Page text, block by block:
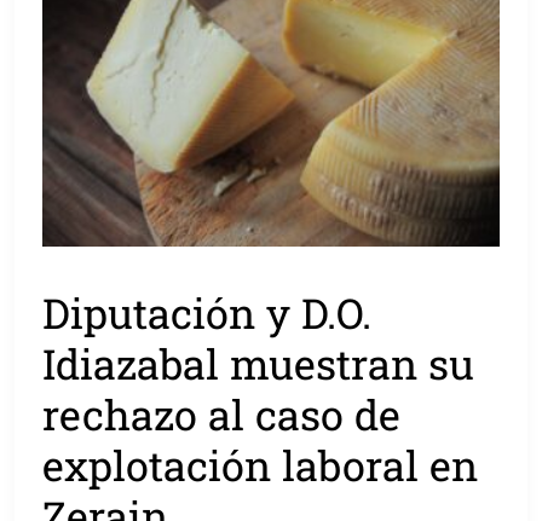
Diputación y D.O.
Idiazabal muestran su
rechazo al caso de
explotación laboral en